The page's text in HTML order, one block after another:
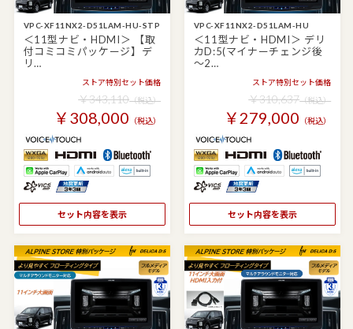
VPC-XF11NX2-D51LAM-HU-STP
＜11型ナビ・HDMI＞ 【取
付コミコミパッケージ】デ
リ…
ストア特別セット価格
￥343,110（税込）
￥308,000 （税込）
セット内容を表示
VPC-XF11NX2-D51LAM-HU
＜11型ナビ・HDMI＞ デリ
カD:5(マイナーチェンジ後
～2…
ストア特別セット価格
￥310,637（税込）
￥279,000 （税込）
セット内容を表示